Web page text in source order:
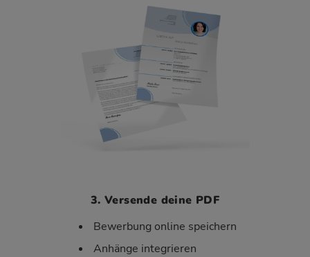
3. Versende deine PDF
Bewerbung online speichern
Anhänge integrieren